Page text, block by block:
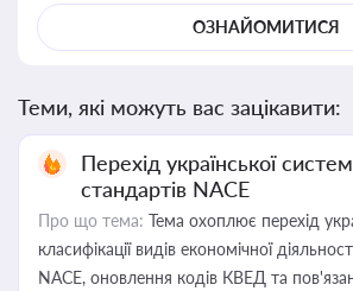
ОЗНАЙОМИТИСЯ
Теми, які можуть вас зацікавити:
Перехід української
стандартів NACE
Про що тема: Тема охоплює перехід
класифікації видів економічної
NACE, оновлення кодів КВЕД та